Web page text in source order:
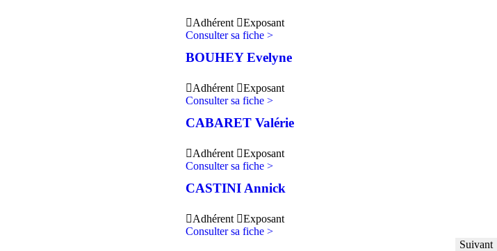
Adhérent
Exposant
Consulter sa fiche >
BOUHEY Evelyne
Adhérent
Exposant
Consulter sa fiche >
CABARET Valérie
Adhérent
Exposant
Consulter sa fiche >
CASTINI Annick
Adhérent
Exposant
Consulter sa fiche >
Suivant